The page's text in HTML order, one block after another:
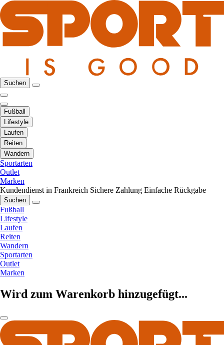
Suchen
Fußball
Lifestyle
Laufen
Reiten
Wandern
Sportarten
Outlet
Marken
Kundendienst in Frankreich Sichere Zahlung Einfache Rückgabe
Suchen
Fußball
Lifestyle
Laufen
Reiten
Wandern
Sportarten
Outlet
Marken
Wird zum Warenkorb hinzugefügt...